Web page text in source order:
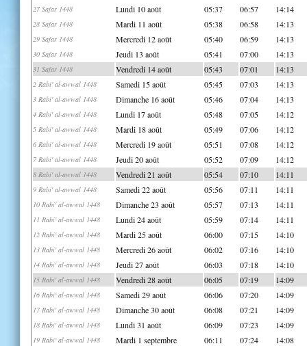
27 Safar 1448 Lundi 10 août 05:37 06:57 14:14
28 Safar 1448 Mardi 11 août 05:38 06:58 14:13
29 Safar 1448 Mercredi 12 août 05:40 06:59 14:13
30 Safar 1448 Jeudi 13 août 05:41 07:00 14:13
31 Safar 1448 Vendredi 14 août 05:43 07:01 14:13
2 Rabi' al-awwal 1448 Samedi 15 août 05:45 07:03 14:13
3 Rabi' al-awwal 1448 Dimanche 16 août 05:46 07:04 14:13
4 Rabi' al-awwal 1448 Lundi 17 août 05:48 07:05 14:12
5 Rabi' al-awwal 1448 Mardi 18 août 05:49 07:06 14:12
6 Rabi' al-awwal 1448 Mercredi 19 août 05:51 07:08 14:12
7 Rabi' al-awwal 1448 Jeudi 20 août 05:52 07:09 14:12
8 Rabi' al-awwal 1448 Vendredi 21 août 05:54 07:10 14:11
9 Rabi' al-awwal 1448 Samedi 22 août 05:56 07:11 14:11
10 Rabi' al-awwal 1448 Dimanche 23 août 05:57 07:13 14:11
11 Rabi' al-awwal 1448 Lundi 24 août 05:59 07:14 14:11
12 Rabi' al-awwal 1448 Mardi 25 août 06:00 07:15 14:10
13 Rabi' al-awwal 1448 Mercredi 26 août 06:02 07:16 14:10
14 Rabi' al-awwal 1448 Jeudi 27 août 06:03 07:18 14:10
15 Rabi' al-awwal 1448 Vendredi 28 août 06:05 07:19 14:09
16 Rabi' al-awwal 1448 Samedi 29 août 06:06 07:20 14:09
17 Rabi' al-awwal 1448 Dimanche 30 août 06:08 07:21 14:09
18 Rabi' al-awwal 1448 Lundi 31 août 06:09 07:23 14:09
19 Rabi' al-awwal 1448 Mardi 1 septembre 06:11 07:24 14:08